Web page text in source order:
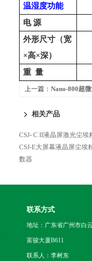
温湿度功能
电 源
外形尺寸（宽
×高×深）
重 量
上一篇： Nano-800超
相关产品
CSJ- C II液晶屏激光尘埃
CSJ-E大屏幕液晶屏尘埃
数器
联系方式
地址：广东省广州市白
富骏大厦B611
联系人：李树东